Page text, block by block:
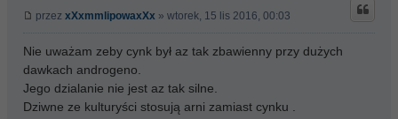
przez xXxmmlipowaxXx » wtorek, 15 lis 2016, 00:03
Nie uważam zeby cynk był az tak zbawienny przy dużych
dawkach androgeno.
Jego dzialanie nie jest az tak silne.
Dziwne ze kulturyści stosują arni zamiast cynku .